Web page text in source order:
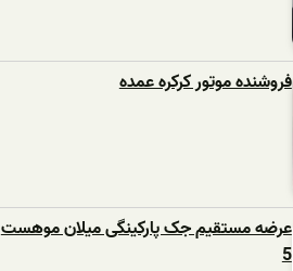
فروشنده موتور کرکره عمده
عرضه مستقیم جک پارکینگی میلان موهست
5